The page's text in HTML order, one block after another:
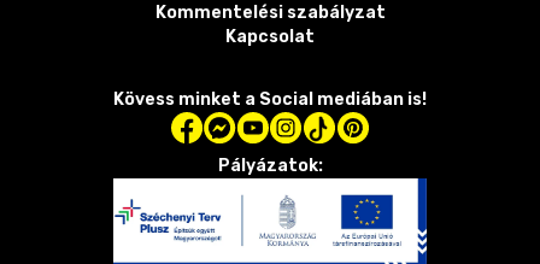
Kommentelési szabályzat
Kapcsolat
Kövess minket a Social mediában is!
Pályázatok: